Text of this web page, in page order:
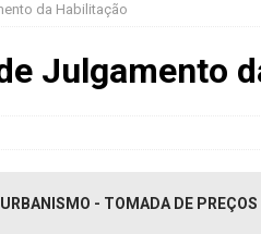
da Habilitação
Julgamento
- TOMADA DE